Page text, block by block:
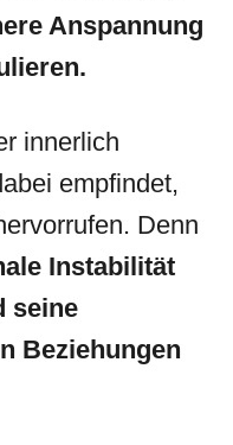
Anspannung
innerlich
empfindet,
Denn
Instabilität
seine
Beziehungen